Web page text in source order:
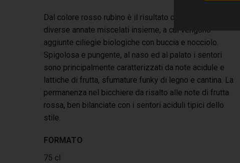
Dal colore rosso rubino è il risultato di Lambic di
diverse annate miscelati insieme, a cui vengono
aggiunte ciliegie biologiche con buccia e nocciolo.
Spigolosa e pungente, al naso ed al palato i sentori
sono principalmente caratterizzati da note acidule e
lattiche di frutta, sfumature funky di legno e cantina. La
permanenza nel bicchiere da risalto alle note di frutta
rossa, ben bilanciate con i sentori aciduli tipici dello
stile.
FORMATO
75 cl